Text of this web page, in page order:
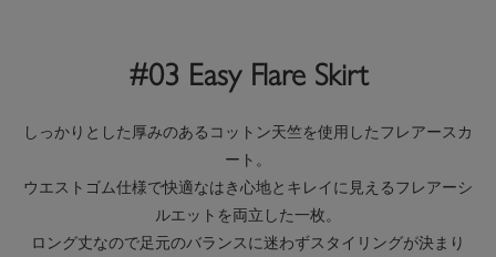
#03 Easy Flare Skirt
しっかりとした厚みのあるコットン天竺を使用したフレアースカ
ート。
ウエストゴム仕様で快適なはき心地とキレイに見えるフレアーシ
ルエットを両立した一枚。
ロング丈なので足元のバランスに迷わずスタイリングが決まり